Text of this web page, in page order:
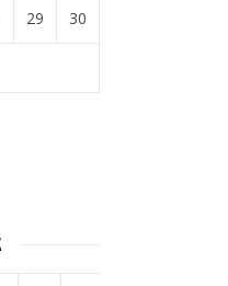
29 30